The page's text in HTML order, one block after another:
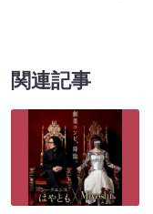
関連記事